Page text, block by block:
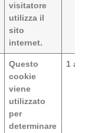
visitatore
utilizza il
sito
internet.
Questo
cookie
viene
utilizzato
per
determinare
1 anno